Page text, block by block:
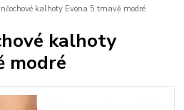
kalhoty Evona 5 tmavě modré
kalhoty
modré